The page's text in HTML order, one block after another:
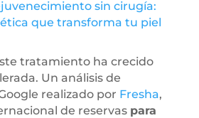
sin cirugía:
que transforma tu piel
tratamiento ha crecido
Un análisis de
realizado por Fresha,
de reservas para